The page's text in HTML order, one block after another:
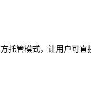
托管模式，让用户可